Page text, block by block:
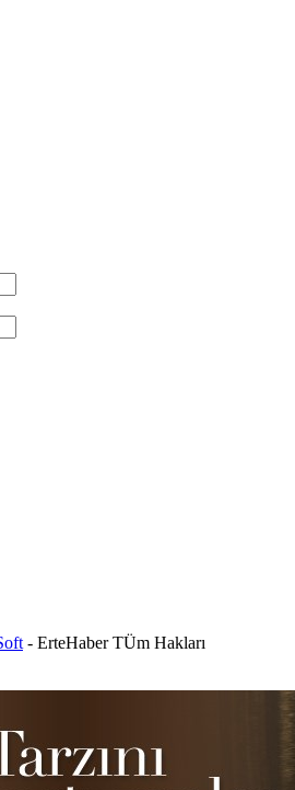
- ErteHaber TÜm Hakları